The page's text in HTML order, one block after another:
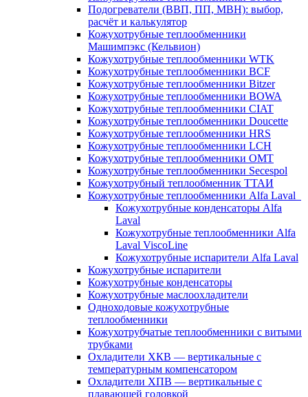
Подогреватели (ВВП, ПП, МВН): выбор,
расчёт и калькулятор
Кожухотрубные теплообменники
Машимпэкс (Кельвион)
Кожухотрубные теплообменники WTK
Кожухотрубные теплообменники BCF
Кожухотрубные теплообменники Bitzer
Кожухотрубные теплообменники BOWA
Кожухотрубные теплообменники CIAT
Кожухотрубные теплообменники Doucette
Кожухотрубные теплообменники HRS
Кожухотрубные теплообменники LCH
Кожухотрубные теплообменники OMT
Кожухотрубные теплообменники Secespol
Кожухотрубный теплообменник ТТАИ
Кожухотрубные теплообменники Alfa Laval
Кожухотрубные конденсаторы Alfa
Laval
Кожухотрубные теплообменники Alfa
Laval ViscoLine
Кожухотрубные испарители Alfa Laval
Кожухотрубные испарители
Кожухотрубные конденсаторы
Кожухотрубные маслоохладители
Одноходовые кожухотрубные
теплообменники
Кожухотрубчатые теплообменники с витыми
трубками
Охладители ХКВ — вертикальные с
температурным компенсатором
Охладители ХПВ — вертикальные с
плавающей головкой